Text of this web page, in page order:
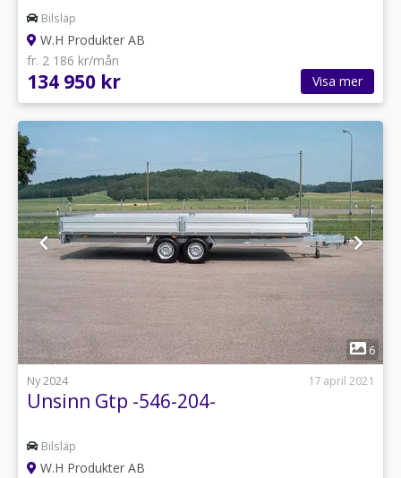
Bilsläp
W.H Produkter AB
fr. 2 186 kr/mån
134 950 kr Visa mer
1
6
Ny 2024
17 april 2021
Unsinn Gtp -546-204-
Bilsläp
W.H Produkter AB